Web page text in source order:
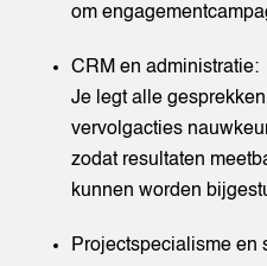
om
CRM en administratie:
Je legt alle
vervolgacties
zodat resultaten
kunnen worden
Projectspecialisme en